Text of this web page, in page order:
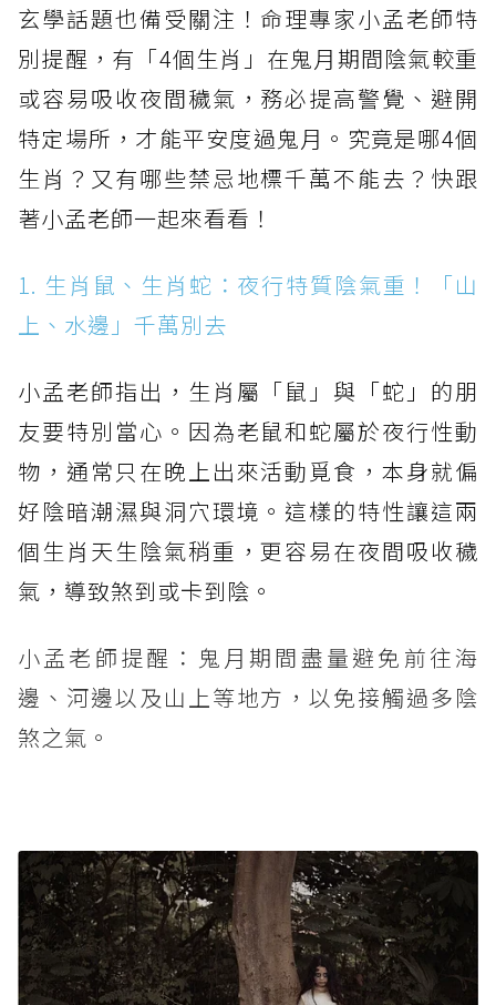
玄學話題也備受關注！命理專家小孟老師特
別提醒，有「4個生肖」在鬼月期間陰氣較重
或容易吸收夜間穢氣，務必提高警覺、避開
特定場所，才能平安度過鬼月。究竟是哪4個
生肖？又有哪些禁忌地標千萬不能去？快跟
著小孟老師一起來看看！
1. 生肖鼠、生肖蛇：夜行特質陰氣重！「山
上、水邊」千萬別去
小孟老師指出，生肖屬「鼠」與「蛇」的朋
友要特別當心。因為老鼠和蛇屬於夜行性動
物，通常只在晚上出來活動覓食，本身就偏
好陰暗潮濕與洞穴環境。這樣的特性讓這兩
個生肖天生陰氣稍重，更容易在夜間吸收穢
氣，導致煞到或卡到陰。
小孟老師提醒：鬼月期間盡量避免前往海
邊、河邊以及山上等地方，以免接觸過多陰
煞之氣。